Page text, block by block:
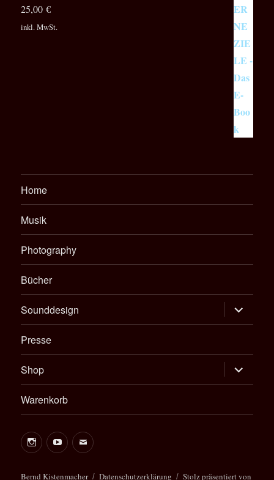
25,00€
inkl. MwSt.
Home
Musik
Photography
Bücher
Sounddesign
öffnen
Presse
Shop
öffnen
Warenkorb
InstagramYoutubeE-
Bernd
Bernd Kistenmacher Datenschutzerklärung Stolz präsentiert von